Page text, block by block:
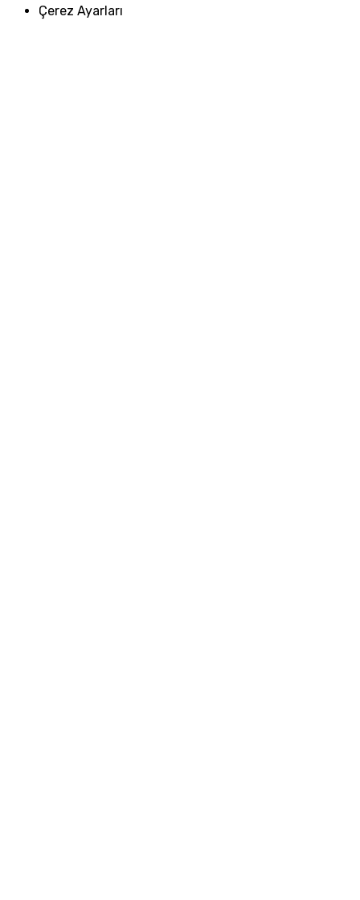
Çerez Ayarları